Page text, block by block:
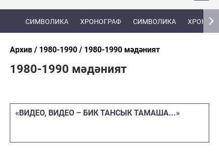
СИМВОЛИКА ХРОНОГРАФ СИМВОЛИКА
Архив 1980-1990 1980-1990 мәдәният
1980-1990 мәдәният
«ВИДЕО, ВИДЕО – БИК ТАНСЫК ТАМАША...»